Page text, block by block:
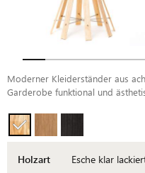
Moderner Kleiderständer aus
Garderobe funktional und
Holzart Esche klar